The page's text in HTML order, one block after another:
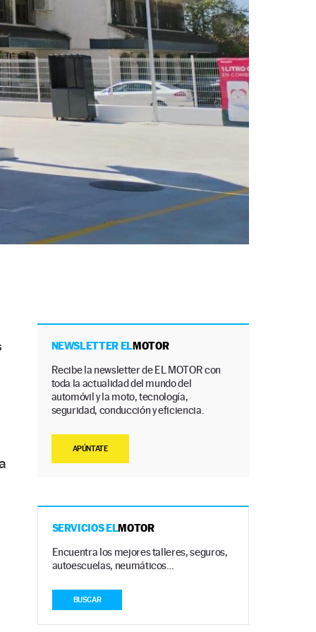
NEWSLETTER ELMOTOR
Recibe la newsletter de EL MOTOR con
toda la actualidad del mundo del
automóvil y la moto, tecnología,
seguridad, conducción y eficiencia.
APÚNTATE
SERVICIOS ELMOTOR
Encuentra los mejores talleres, seguros,
autoescuelas, neumáticos…
BUSCAR